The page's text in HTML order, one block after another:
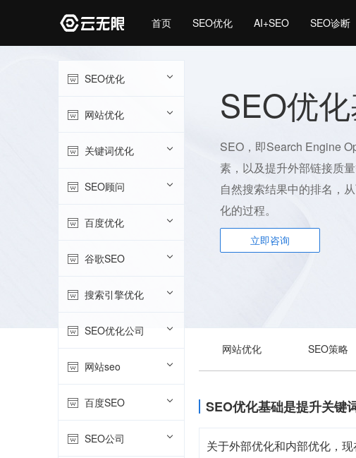
首页 SEO优化 AI+SEO SEO诊断
SEO优
SEO，即Search Engine
素，以及提升外部链接质
自然搜索结果中的排名，
化的过程。
立即咨询
SEO优化
网站优化
关键词优化
SEO顾问
百度优化
谷歌SEO
搜索引擎优化
SEO优化公司
网站seo
百度SEO
SEO公司
网站优化 SEO策略
SEO优化基础是提升关键
关于外部优化和内部优化，